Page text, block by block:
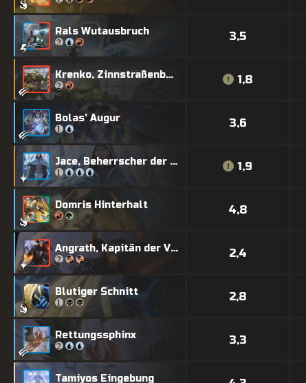
Rals Wutausbruch 3,5
Krenko, Zinnstraßenboss 1,8
Bolas' Augur 3,6
Jace, Beherrscher der Mysterien 1,9
Domris Hinterhalt 4,8
Angrath, Kapitän der Verdammnis 2,4
Blutiger Schnitt 2,8
Rettungssphinx 3,3
Tamiyos Eingebung